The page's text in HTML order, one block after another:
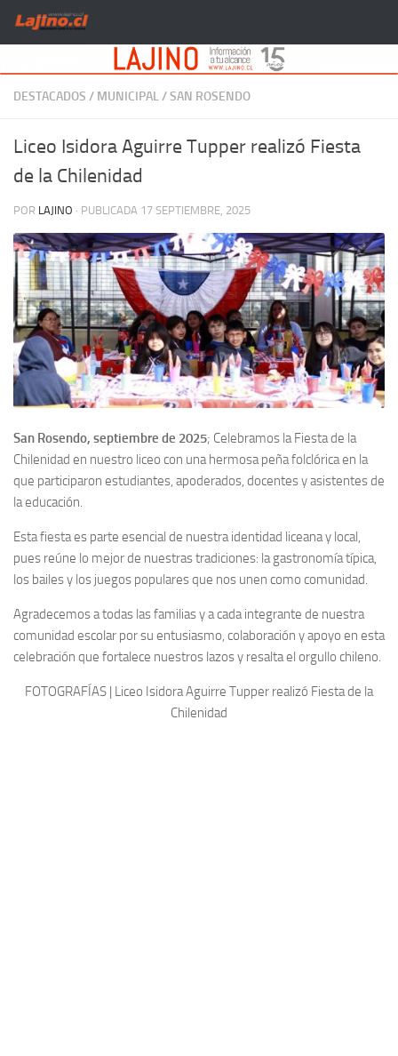
Saltar al contenido
DESTACADOS / MUNICIPAL/SAN ROSENDO
Liceo Isidora Aguirre Tupper realizó Fiesta
de la Chilenidad
POR LAJINO · PUBLICADA 17 SEPTIEMBRE, 2025
San Rosendo, septiembre de 2025; Celebramos la Fiesta de la
Chilenidad en nuestro liceo con una hermosa peña folclórica en la
que participaron estudiantes, apoderados, docentes y asistentes de
la educación.
Esta fiesta es parte esencial de nuestra identidad liceana y local,
pues reúne lo mejor de nuestras tradiciones: la gastronomía típica,
los bailes y los juegos populares que nos unen como comunidad.
Agradecemos a todas las familias y a cada integrante de nuestra
comunidad escolar por su entusiasmo, colaboración y apoyo en esta
celebración que fortalece nuestros lazos y resalta el orgullo chileno.
FOTOGRAFÍAS | Liceo Isidora Aguirre Tupper realizó Fiesta de la
Chilenidad